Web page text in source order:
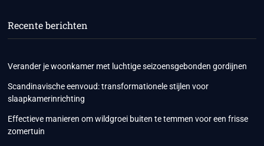
Recente berichten
Verander je woonkamer met luchtige seizoensgebonden gordijnen
Scandinavische eenvoud: transformationele stijlen voor
slaapkamerinrichting
Effectieve manieren om wildgroei buiten te temmen voor een frisse
zomertuin